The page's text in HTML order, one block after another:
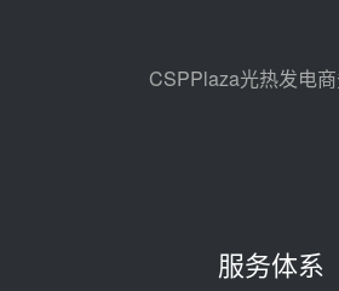
格局
昨天 08-05 09:11
锅中标格尔木
CSPPlaza光热发电
服务体系